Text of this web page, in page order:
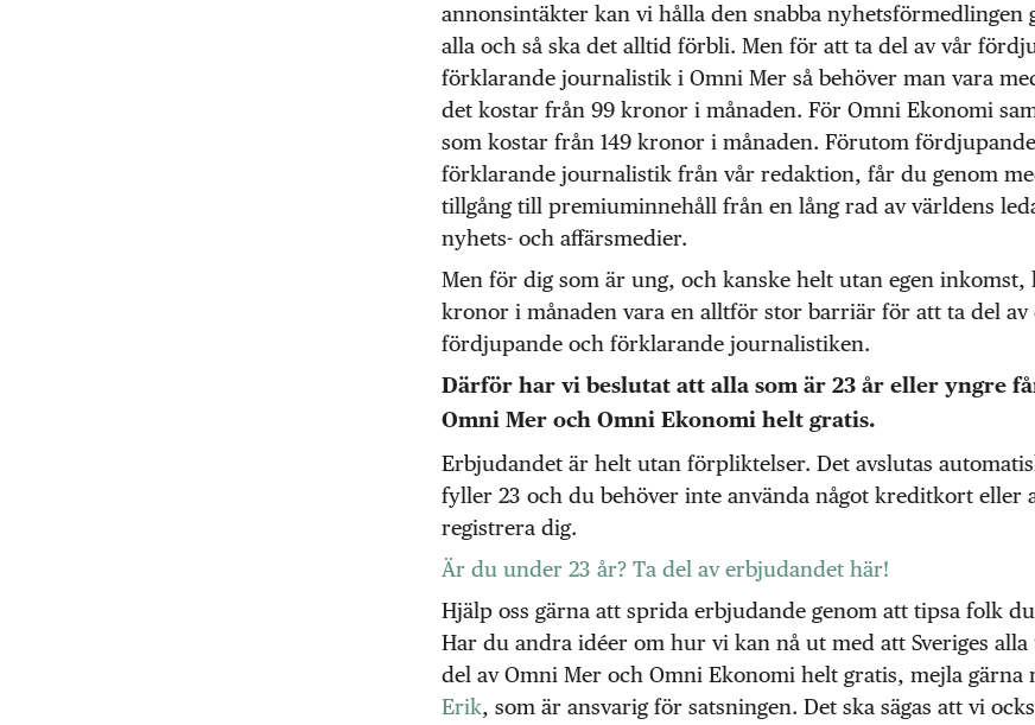
annonsintäkter kan vi hålla den snabba nyhetsförmedlingen
alla och så ska det alltid förbli. Men för att ta del av vår
förklarande journalistik i Omni Mer så behöver man vara
det kostar från 99 kronor i månaden. För Omni Ekonomi
som kostar från 149 kronor i månaden. Förutom
förklarande journalistik från vår redaktion, får du genom
tillgång till premiuminnehåll från en lång rad av världens
nyhets- och affärsmedier.
Men för dig som är ung, och kanske helt utan egen inkomst,
kronor i månaden vara en alltför stor barriär för att ta del av
fördjupande och förklarande journalistiken.
Därför har vi beslutat att alla som är 23 år eller yngre
Omni Mer och Omni Ekonomi helt gratis.
Erbjudandet är helt utan förpliktelser. Det avslutas
fyller 23 och du behöver inte använda något kreditkort eller
registrera dig.
Är du under 23 år? Ta del av erbjudandet här!
Hjälp oss gärna att sprida erbjudande genom att tipsa folk
Har du andra idéer om hur vi kan nå ut med att Sveriges alla
del av Omni Mer och Omni Ekonomi helt gratis, mejla gärna
Erik, som är ansvarig för satsningen. Det ska sägas att vi